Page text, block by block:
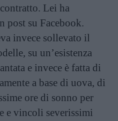
Lei ha
post su Facebook.
invece sollevato il
su un’esistenza
e invece è fatta di
a base di uova, di
ore di sonno per
e vincoli severissimi